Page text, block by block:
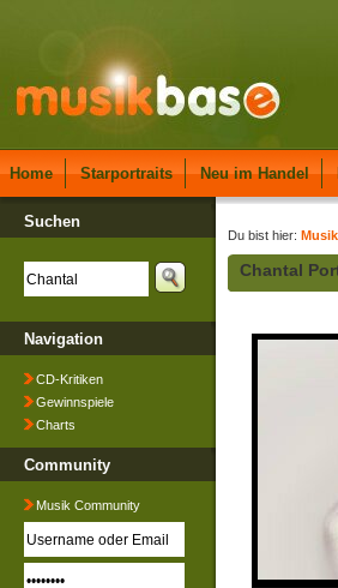
Home Starportraits Neu im Handel
Suchen
Navigation
CD-Kritiken
Gewinnspiele
Charts
Community
Musik Community
Du bist hier:
Chantal